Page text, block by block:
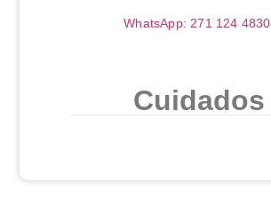
WhatsApp: 271 124 4830.
Cuidados